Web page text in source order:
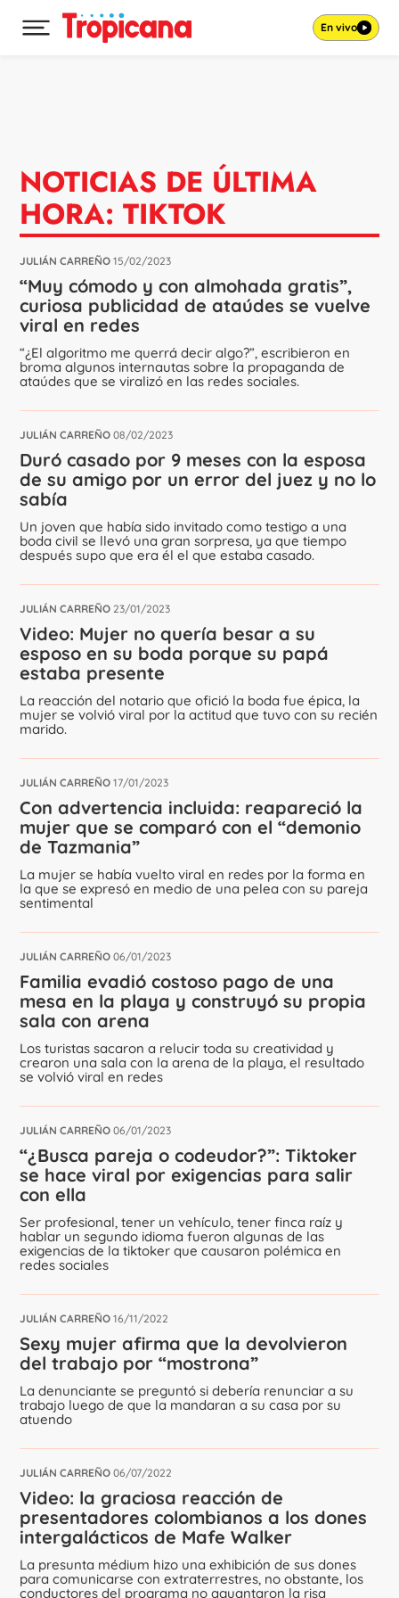
Desplegar menú principal En vivo
NOTICIAS DE ÚLTIMA
HORA: TIKTOK
JULIÁN CARREÑO 15/02/2023
“Muy cómodo y con almohada gratis”,
curiosa publicidad de ataúdes se vuelve
viral en redes
“¿El algoritmo me querrá decir algo?”, escribieron en
broma algunos internautas sobre la propaganda de
ataúdes que se viralizó en las redes sociales.
JULIÁN CARREÑO 08/02/2023
Duró casado por 9 meses con la esposa
de su amigo por un error del juez y no lo
sabía
Un joven que había sido invitado como testigo a una
boda civil se llevó una gran sorpresa, ya que tiempo
después supo que era él el que estaba casado.
JULIÁN CARREÑO 23/01/2023
Video: Mujer no quería besar a su
esposo en su boda porque su papá
estaba presente
La reacción del notario que ofició la boda fue épica, la
mujer se volvió viral por la actitud que tuvo con su recién
marido.
JULIÁN CARREÑO 17/01/2023
Con advertencia incluida: reapareció la
mujer que se comparó con el “demonio
de Tazmania”
La mujer se había vuelto viral en redes por la forma en
la que se expresó en medio de una pelea con su pareja
sentimental
JULIÁN CARREÑO 06/01/2023
Familia evadió costoso pago de una
mesa en la playa y construyó su propia
sala con arena
Los turistas sacaron a relucir toda su creatividad y
crearon una sala con la arena de la playa, el resultado
se volvió viral en redes
JULIÁN CARREÑO 06/01/2023
“¿Busca pareja o codeudor?”: Tiktoker
se hace viral por exigencias para salir
con ella
Ser profesional, tener un vehículo, tener finca raíz y
hablar un segundo idioma fueron algunas de las
exigencias de la tiktoker que causaron polémica en
redes sociales
JULIÁN CARREÑO 16/11/2022
Sexy mujer afirma que la devolvieron
del trabajo por “mostrona”
La denunciante se preguntó si debería renunciar a su
trabajo luego de que la mandaran a su casa por su
atuendo
JULIÁN CARREÑO 06/07/2022
Video: la graciosa reacción de
presentadores colombianos a los dones
intergalácticos de Mafe Walker
La presunta médium hizo una exhibición de sus dones
para comunicarse con extraterrestres, no obstante, los
conductores del programa no aguantaron la risa